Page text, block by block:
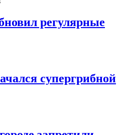
регулярные
супергрибной